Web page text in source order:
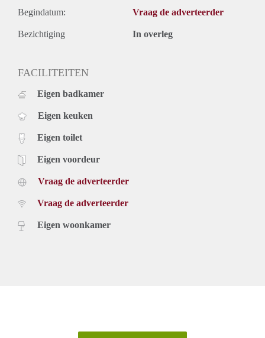
Begindatum: Vraag de adverteerder
Bezichtiging In overleg
FACILITEITEN
Eigen badkamer
Eigen keuken
Eigen toilet
Eigen voordeur
Vraag de adverteerder
Vraag de adverteerder
Eigen woonkamer